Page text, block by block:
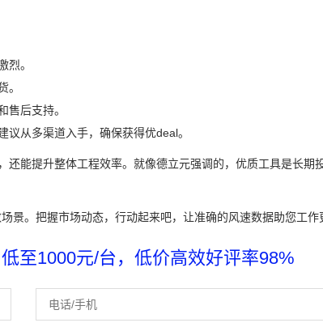
烈。
。
售后支持。
从多渠道入手，确保获得优deal。
能提升整体工程效率。就像德立元强调的，优质工具是长期
。把握市场动态，行动起来吧，让准确的风速数据助您工作
至1000元/台，低价高效好评率98%